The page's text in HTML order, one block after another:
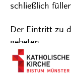
schließlich
Der Eintritt zu
gebeten.